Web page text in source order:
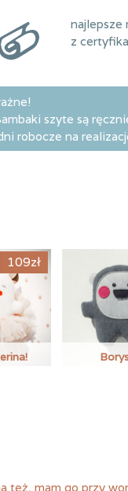
najlepsze
z
szyte są
robocze na
Borys B.
95zł
też, mam go przy